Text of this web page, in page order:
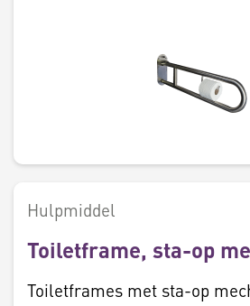
Hulpmiddel
Toiletframe, sta-op
Toiletframes met sta-op